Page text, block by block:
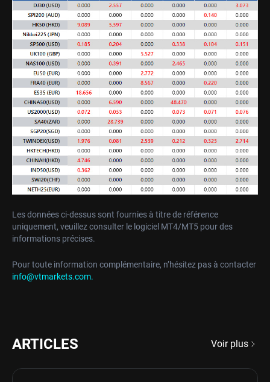
Les données ci-dessus sont fournies à titre de référence
uniquement, veuillez consulter le logiciel MT4/MT5 pour des
informations précises.
Pour toute information complémentaire, n’hésitez pas à contacter
info@vtmarkets.com.
ARTICLES Voir plus